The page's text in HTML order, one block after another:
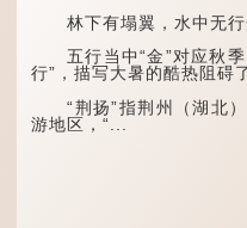
林下有塌翼，水中无行
五行当中“金”对应秋季
行”，描写大暑的酷热阻碍
“荆扬”指荆州（湖北）
游地区，“...